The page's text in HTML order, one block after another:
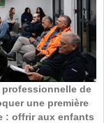
professionnelle de
une première
: offrir aux enfants